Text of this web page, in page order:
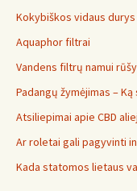
Kokybiškos vidaus durys
Aquaphor filtrai
Vandens filtrų namui
Padangų žymėjimas –
Atsiliepimai apie CBD
Ar roletai gali pagyvinti
Kada statomos lietaus